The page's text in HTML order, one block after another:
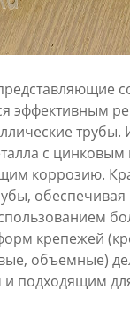
эффективным
трубы.
с
коррозию.
крепежей
объемные)
и подходящим